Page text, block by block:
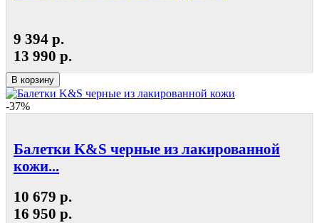
9 394 р.
13 990 р.
В корзину
-37%
Балетки K&S черные из лакированной
кожи...
10 679 р.
16 950 р.